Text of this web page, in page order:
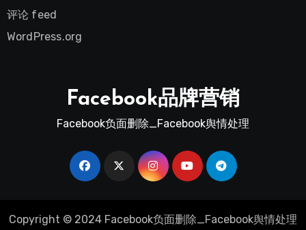
评论 feed
WordPress.org
Facebook品牌营销
Facebook负面删除_Facebook舆情处理
Copyright © 2024 Facebook负面删除_Facebook舆情处理